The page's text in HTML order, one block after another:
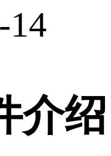
14
介绍